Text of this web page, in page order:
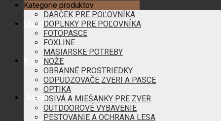
Úvod
E-shop
Akcie
Kategorie produktov
DARČEK PRE POĽOVNÍKA
DOPLNKY PRE POĽOVNÍKA
FOTOPASCE
FOXLINE
MÄSIARSKE POTREBY
NOŽE
OBRANNÉ PROSTRIEDKY
ODPUDZOVAČE ZVERI A PASCE
OPTIKA
OSIVÁ A MIEŠANKY PRE ZVER
OUTDOOROVÉ VYBAVENIE
PESTOVANIE A OCHRANA LESA